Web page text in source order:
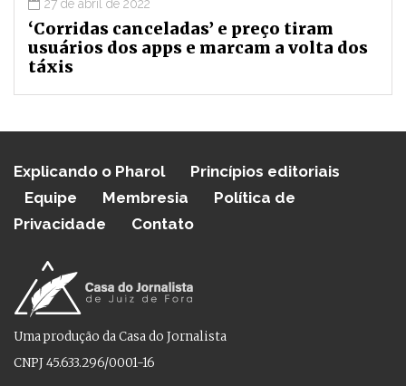
27 de abril de 2022
‘Corridas canceladas’ e preço tiram
usuários dos apps e marcam a volta dos
táxis
Explicando o Pharol
Princípios editoriais
Equipe
Membresia
Política de
Privacidade
Contato
Uma produção da Casa do Jornalista
CNPJ 45.633.296/0001-16